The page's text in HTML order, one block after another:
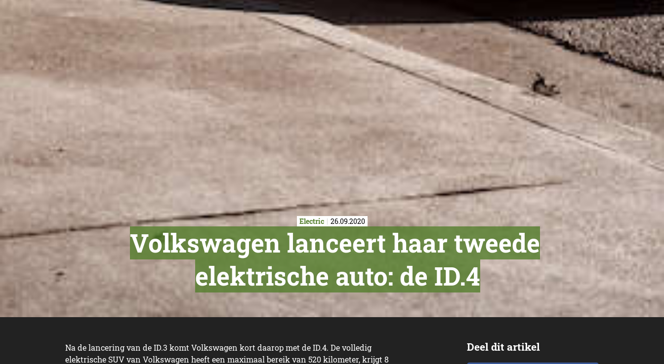
Electric 26.09.2020
Volkswagen lanceert haar tweede
elektrische auto: de ID.4
Na de lancering van de ID.3 komt Volkswagen kort daarop met de ID.4. De volledig
elektrische SUV van Volkswagen heeft een maximaal bereik van 520 kilometer, krijgt 8
Deel dit artikel